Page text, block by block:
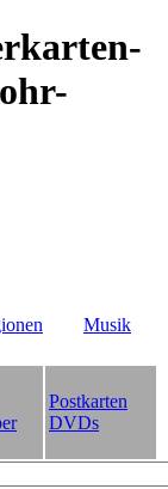
Musik
Postkarten
DVDs